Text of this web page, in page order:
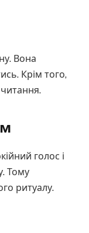
Вона
Крім того,
голос і
Тому
ритуалу.